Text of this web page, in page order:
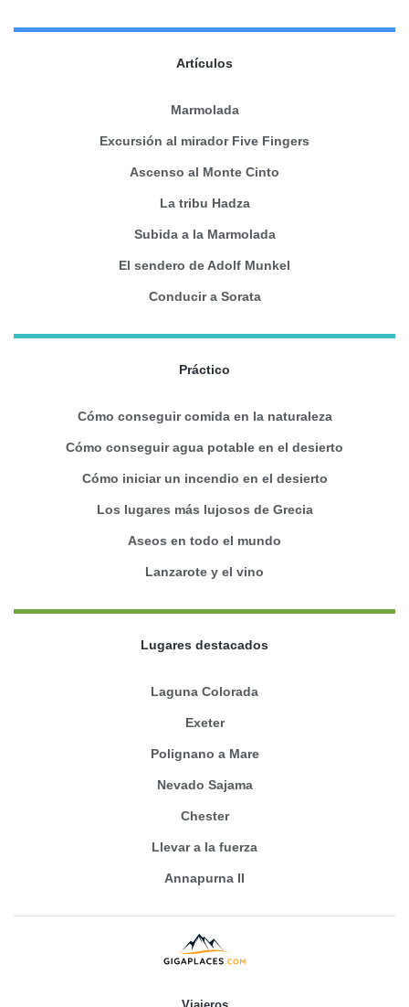
Artículos
Marmolada
Excursión al mirador Five Fingers
Ascenso al Monte Cinto
La tribu Hadza
Subida a la Marmolada
El sendero de Adolf Munkel
Conducir a Sorata
Práctico
Cómo conseguir comida en la naturaleza
Cómo conseguir agua potable en el desierto
Cómo iniciar un incendio en el desierto
Los lugares más lujosos de Grecia
Aseos en todo el mundo
Lanzarote y el vino
Lugares destacados
Laguna Colorada
Exeter
Polignano a Mare
Nevado Sajama
Chester
Llevar a la fuerza
Annapurna II